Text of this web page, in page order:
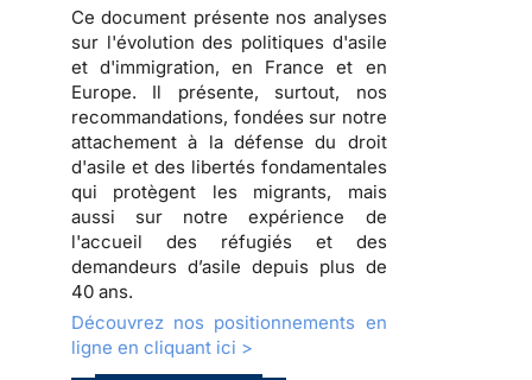
Ce document présente nos analyses
sur l'évolution des politiques d'asile
et d'immigration, en France et en
Europe. Il présente, surtout, nos
recommandations, fondées sur notre
attachement à la défense du droit
d'asile et des libertés fondamentales
qui protègent les migrants, mais
aussi sur notre expérience de
l'accueil des réfugiés et des
demandeurs d’asile depuis plus de
40 ans.
Découvrez nos positionnements en
ligne en cliquant ici >